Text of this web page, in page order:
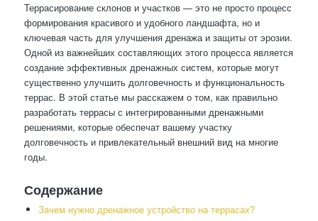
Террасирование склонов и участков — это не просто процесс
формирования красивого и удобного ландшафта, но и
ключевая часть для улучшения дренажа и защиты от эрозии.
Одной из важнейших составляющих этого процесса является
создание эффективных дренажных систем, которые могут
существенно улучшить долговечность и функциональность
террас. В этой статье мы расскажем о том, как правильно
разработать террасы с интегрированными дренажными
решениями, которые обеспечат вашему участку
долговечность и привлекательный внешний вид на многие
годы.
Содержание
Зачем нужно дренажное устройство на террасах?